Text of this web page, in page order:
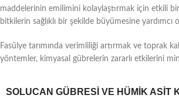
maddelerinin emilimini kolaylaştırmak için etkili
bitkilerin sağlıklı bir şekilde büyümesine yardımcı
Fasülye tarımında verimliliği artırmak ve toprak
yöntemler, kimyasal gübrelerin zararlı etkilerini
SOLUCAN GÜBRESI VE HÜMIK ASIT